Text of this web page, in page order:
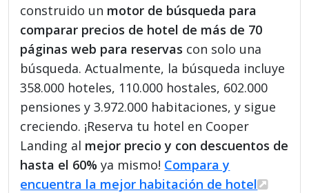
construido un motor de búsqueda para
comparar precios de hotel de más de 70
páginas web para reservas con solo una
búsqueda. Actualmente, la búsqueda incluye
358.000 hoteles, 110.000 hostales, 602.000
pensiones y 3.972.000 habitaciones, y sigue
creciendo. ¡Reserva tu hotel en Cooper
Landing al mejor precio y con descuentos de
hasta el 60% ya mismo! Compara y
encuentra la mejor habitación de hotel